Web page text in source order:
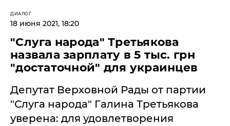
ДИАЛОГ
18 июня 2021, 18:20
"Слуга народа" Третьякова
назвала зарплату в 5 тыс. грн
"достаточной" для украинцев
Депутат Верховной Рады от партии
"Слуга народа" Галина Третьякова
уверена: для удовлетворения